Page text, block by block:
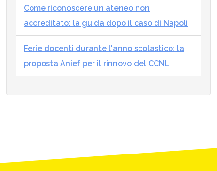
Come riconoscere un ateneo non
accreditato: la guida dopo il caso di Napoli
Ferie docenti durante l'anno scolastico: la
proposta Anief per il rinnovo del CCNL